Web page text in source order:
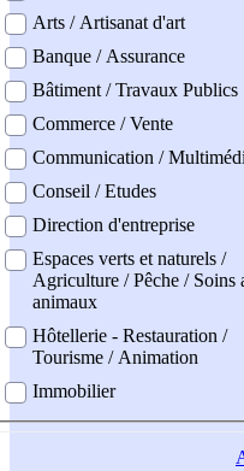
Arts / Artisanat d'art
Banque / Assurance
Bâtiment / Travaux Publics
Commerce / Vente
Communication /
Conseil / Etudes
Direction d'entreprise
Espaces verts et naturels /
Agriculture / Pêche / Soins
animaux
Hôtellerie - Restauration /
Tourisme / Animation
Immobilier